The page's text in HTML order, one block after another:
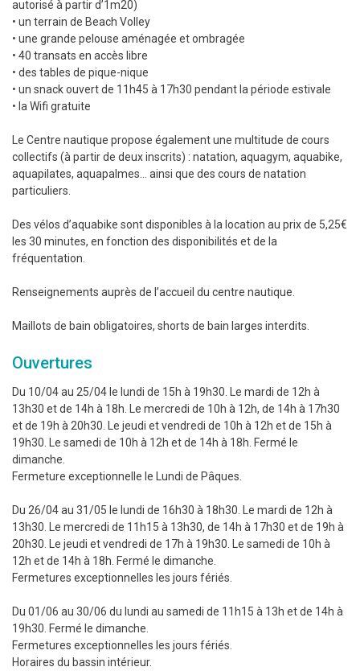
autorisé à partir d’1m20)
• un terrain de Beach Volley
• une grande pelouse aménagée et ombragée
• 40 transats en accès libre
• des tables de pique-nique
• un snack ouvert de 11h45 à 17h30 pendant la période estivale
• la Wifi gratuite
Le Centre nautique propose également une multitude de cours
collectifs (à partir de deux inscrits) : natation, aquagym, aquabike,
aquapilates, aquapalmes… ainsi que des cours de natation
particuliers.
Des vélos d’aquabike sont disponibles à la location au prix de 5,25€
les 30 minutes, en fonction des disponibilités et de la
fréquentation.
Renseignements auprès de l’accueil du centre nautique.
Maillots de bain obligatoires, shorts de bain larges interdits.
Ouvertures
Du 10/04 au 25/04 le lundi de 15h à 19h30. Le mardi de 12h à
13h30 et de 14h à 18h. Le mercredi de 10h à 12h, de 14h à 17h30
et de 19h à 20h30. Le jeudi et vendredi de 10h à 12h et de 15h à
19h30. Le samedi de 10h à 12h et de 14h à 18h. Fermé le
dimanche.
Fermeture exceptionnelle le Lundi de Pâques.
Du 26/04 au 31/05 le lundi de 16h30 à 18h30. Le mardi de 12h à
13h30. Le mercredi de 11h15 à 13h30, de 14h à 17h30 et de 19h à
20h30. Le jeudi et vendredi de 17h à 19h30. Le samedi de 10h à
12h et de 14h à 18h. Fermé le dimanche.
Fermetures exceptionnelles les jours fériés.
Du 01/06 au 30/06 du lundi au samedi de 11h15 à 13h et de 14h à
19h30. Fermé le dimanche.
Fermetures exceptionnelles les jours fériés.
Horaires du bassin intérieur.